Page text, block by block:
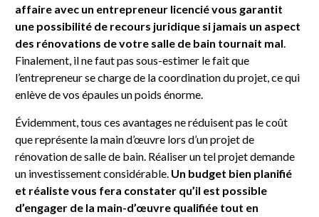
affaire avec un entrepreneur licencié vous garantit
une possibilité de recours juridique si jamais un aspect
des rénovations de votre salle de bain tournait mal.
Finalement, il ne faut pas sous-estimer le fait que
l’entrepreneur se charge de la coordination du projet, ce qui
enlève de vos épaules un poids énorme.
Évidemment, tous ces avantages ne réduisent pas le coût
que représente la main d’œuvre lors d’un projet de
rénovation de salle de bain. Réaliser un tel projet demande
un investissement considérable. Un budget bien planifié
et réaliste vous fera constater qu’il est possible
d’engager de la main-d’œuvre qualifiée tout en